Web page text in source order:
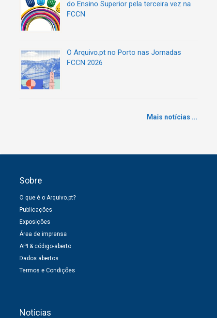
do Ensino Superior pela terceira vez na
FCCN
O Arquivo.pt no Porto nas Jornadas
FCCN 2026
Mais notícias ...
Sobre
O que é o Arquivo.pt?
Publicações
Exposições
Área de imprensa
API & código-aberto
Dados abertos
Termos e Condições
Notícias